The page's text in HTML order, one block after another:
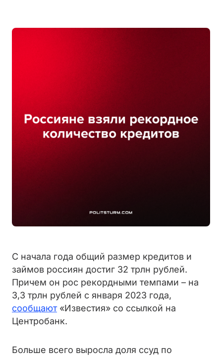
С начала года общий размер кредитов и
займов россиян достиг 32 трлн рублей.
Причем он рос рекордными темпами – на
3,3 трлн рублей с января 2023 года,
сообщают«Известия» со ссылкой на
Центробанк.
Больше всего выросла доля ссуд по